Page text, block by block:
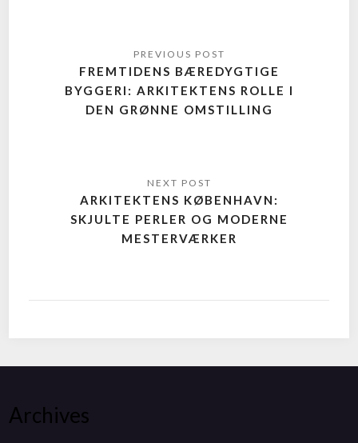
FREMTIDENS BÆREDYGTIGE
BYGGERI: ARKITEKTENS ROLLE I
DEN GRØNNE OMSTILLING
ARKITEKTENS KØBENHAVN:
SKJULTE PERLER OG MODERNE
MESTERVÆRKER
Archives